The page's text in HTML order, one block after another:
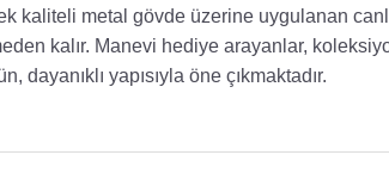
kaliteli metal gövde üzerine uygulanan
kalır. Manevi hediye arayanlar,
dayanıklı yapısıyla öne çıkmaktadır.